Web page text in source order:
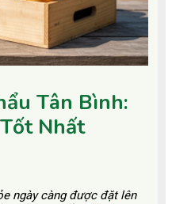
ngày càng được đặt lên
Tân Bình:
Nhất